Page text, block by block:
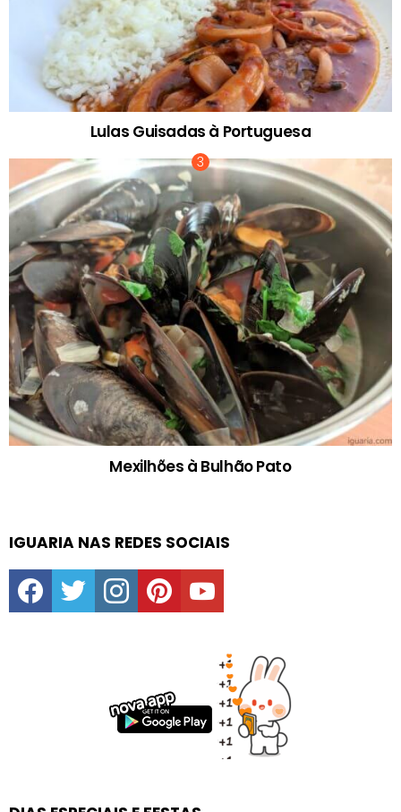
Lulas Guisadas à Portuguesa
Mexilhões à Bulhão Pato
IGUARIA NAS REDES SOCIAIS
facebooktwitter instagrampinterestyoutube